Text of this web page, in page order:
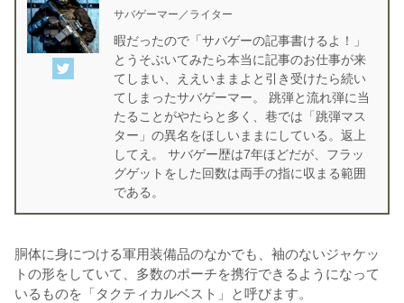
サバゲーマー／ライター
暇だったので「サバゲーの記事書けるよ！」
とうそぶいてみたら本当に記事のお仕事が来
てしまい、ええいままよと引き受けたら続い
てしまったサバゲーマー。 跳弾と流れ弾に当
たることがやたらと多く、巷では「跳弾マス
ター」の異名をほしいままにしている。返上
してえ。 サバゲー歴は7年ほどだが、フラッ
グゲットをした回数は両手の指に収まる範囲
である。
胴体に身につける軍用装備品のなかでも、袖のないジャケッ
トの形をしていて、多数のポーチを携行できるようになって
いるものを「タクティカルベスト」と呼びます。